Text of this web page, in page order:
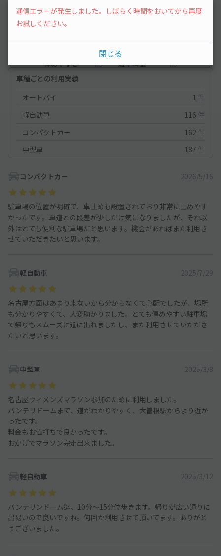
4.8
4.8 立地
停めやすさ
4.5 駐車料金
4.8
車種ごとの利用実績
オートバイ
1 件
軽自動車
116 件
コンパクトカー
162 件
中型車
187 件
コンパクトカー 2026/5/16
駐車場の位置が明確で、車止めも設置されており非常に止めやす
かったです。車道との段差が少しだけ気になりましたが、それ以
外はとても便利な駐車場だと思います。機会があればまた利用さ
せていただきたいと思います。
軽自動車 2025/7/29
名古屋方面はあまり来ないから分からなくて心配でしたが、場所
も分かりやすくて、大変助かりました。とても停めやすい駐車場
で帰りもスムーズに道に出れましたし、また利用させていただき
たいと思います。
中型車 2025/3/8
名古屋ウィメンズマラソン参加のために利用しました。
バンテリドームまで、道がわかりやすく、大曽根駅からより近か
ったです。
料金もお値打ちで良かったです。
おかげでマラソン完走出来ました。
軽自動車 2025/3/12
バンテリンドーム迄、10分〜15分位歩きます。帰りが広い通りに
出易いので良いですね。何回か利用させて頂いてます。ありがと
うございました。
通信エラーが発生しました。しばらく時間をおいてから再度
お試しください。
閉じる